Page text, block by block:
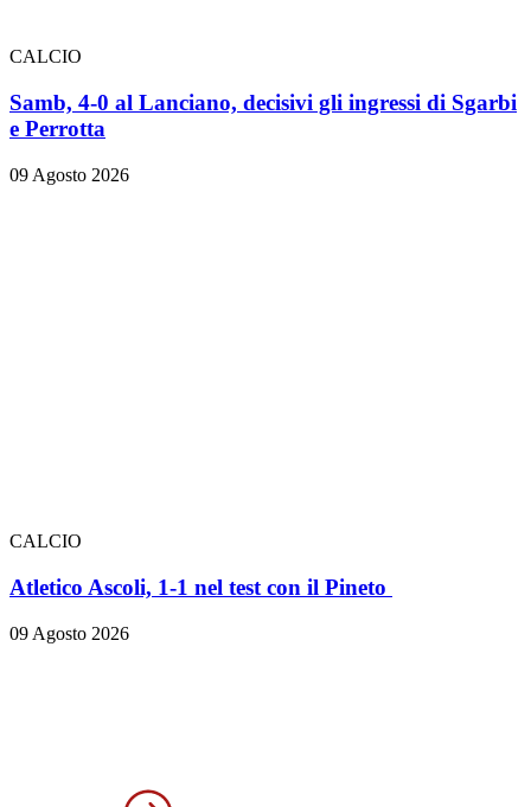
CALCIO
Samb, 4-0 al Lanciano, decisivi gli ingressi di Sgarbi
e Perrotta
09 Agosto 2026
CALCIO
Atletico Ascoli, 1-1 nel test con il Pineto
09 Agosto 2026